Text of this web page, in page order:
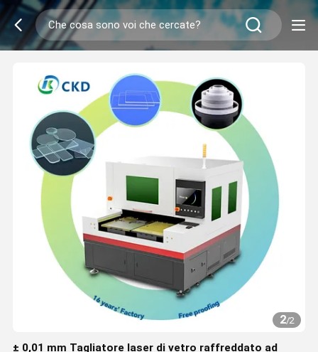
2/2
± 0,01 mm Tagliatore laser di vetro raffreddato ad